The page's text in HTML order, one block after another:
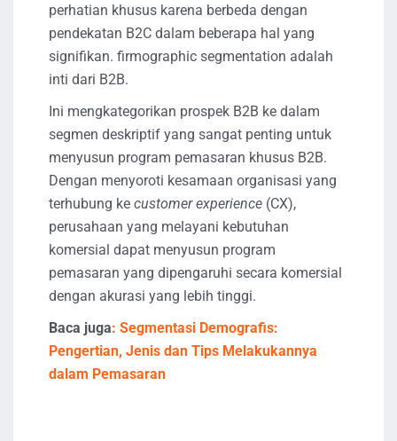
perhatian khusus karena berbeda dengan
pendekatan B2C dalam beberapa hal yang
signifikan. firmographic segmentation adalah
inti dari B2B.
Ini mengkategorikan prospek B2B ke dalam
segmen deskriptif yang sangat penting untuk
menyusun program pemasaran khusus B2B.
Dengan menyoroti kesamaan organisasi yang
terhubung ke customer experience (CX),
perusahaan yang melayani kebutuhan
komersial dapat menyusun program
pemasaran yang dipengaruhi secara komersial
dengan akurasi yang lebih tinggi.
Baca juga: Segmentasi Demografis:
Pengertian, Jenis dan Tips Melakukannya
dalam Pemasaran